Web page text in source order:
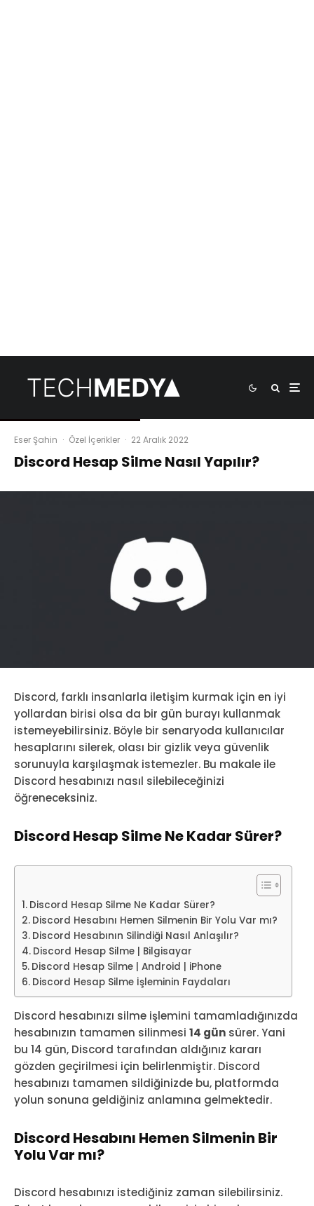
Eser Şahin · Özel İçerikler · 22 Aralık 2022
Discord Hesap Silme Nasıl Yapılır?
Discord, farklı insanlarla iletişim kurmak için en iyi
yollardan birisi olsa da bir gün burayı kullanmak
istemeyebilirsiniz. Böyle bir senaryoda kullanıcılar
hesaplarını silerek, olası bir gizlik veya güvenlik
sorunuyla karşılaşmak istemezler. Bu makale ile
Discord hesabınızı nasıl silebileceğinizi
öğreneceksiniz.
Discord Hesap Silme Ne Kadar Sürer?
Discord Hesap Silme Ne Kadar Sürer?
Discord Hesabını Hemen Silmenin Bir Yolu Var mı?
Discord Hesabının Silindiği Nasıl Anlaşılır?
Discord Hesap Silme | Bilgisayar
Discord Hesap Silme | Android | iPhone
Discord Hesap Silme İşleminin Faydaları
Discord hesabınızı silme işlemini tamamladığınızda
hesabınızın tamamen silinmesi 14 gün sürer. Yani
bu 14 gün, Discord tarafından aldığınız kararı
gözden geçirilmesi için belirlenmiştir. Discord
hesabınızı tamamen sildiğinizde bu, platformda
yolun sonuna geldiğiniz anlamına gelmektedir.
Discord Hesabını Hemen Silmenin Bir
Yolu Var mı?
Discord hesabınızı istediğiniz zaman silebilirsiniz.